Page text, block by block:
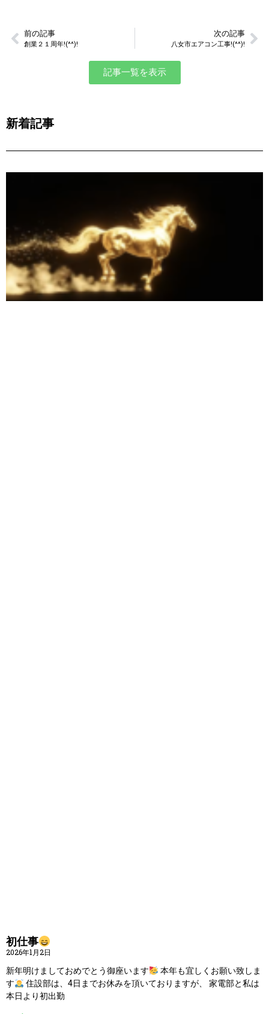
前の記事
創業２１周年!(^^)!
次の記事
八女市エアコン工事!(^^)!
記事一覧を表示
新着記事
初仕事
2026年1月2日
新年明けましておめでとう御座います
本年も宜しくお願い致しま
す
住設部は、4日までお休みを頂いておりますが、 家電部と私は
本日より初出勤